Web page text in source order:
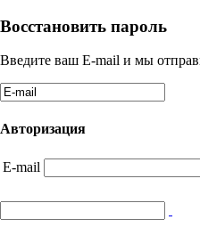
Восстановить пароль
Введите ваш E-mail и мы
Авторизация
E-mail